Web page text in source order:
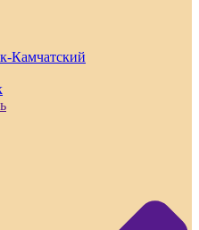
Камчатский